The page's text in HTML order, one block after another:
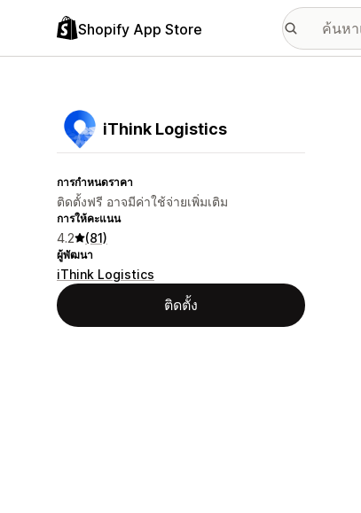
Shopify App Store
iThink Logistics
การกำหนดราคา
ติดตั้งฟรี อาจมีค่าใช้จ่ายเพิ่มเติม
การให้คะแนน
4.2 (81)
ผู้พัฒนา
iThink Logistics
ติดตั้ง